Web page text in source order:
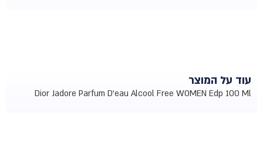
עוד על המוצר
Dior Jadore Parfum D'eau Alcool Free WOMEN Edp 100 Ml